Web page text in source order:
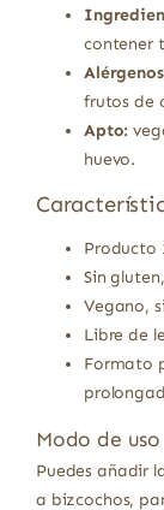
contener
frutos de
Apto:
huevo.
Producto
Sin
Vegano,
Libre de
Formato
Modo de uso
Puedes añadir
a bizcochos,